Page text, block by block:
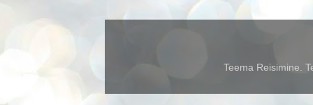
Teema Reisimine.